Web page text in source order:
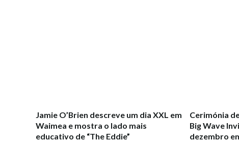
Jamie O’Brien descreve um dia XXL em
Waimea e mostra o lado mais
educativo de “The Eddie”
Cerimónia
Big Wave
dezembro